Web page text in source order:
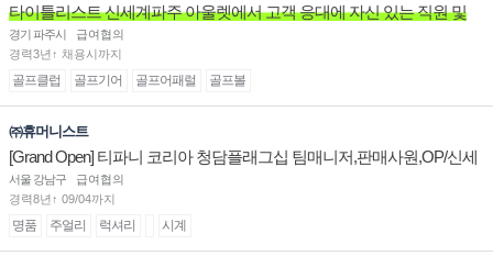
타이틀리스트 신세계파주 아울렛에서 고객 응대에 자신 있는 직원 및
주말 알바 고정 직원분을 구인합니다.
경기 파주시
급여협의
경력3년↑ 채용시까지
골프클럽 골프기어 골프어패럴 골프볼
㈜휴머니스트
[Grand Open] 티파니 코리아 청담플래그십 팀매니저,판매사원,OP/신세
계대전 판매사원 채용
서울 강남구
급여협의
경력8년↑ 09/04까지
명품 주얼리 럭셔리 시계